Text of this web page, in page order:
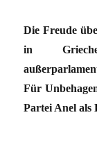
Die Freude
in
Für
Partei Anel als